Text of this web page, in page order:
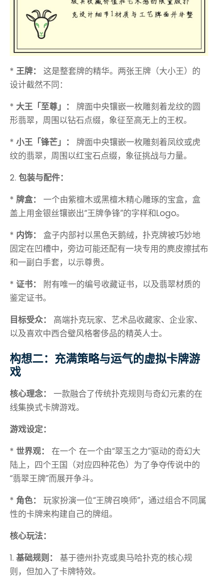
* 王牌：
这是整套牌的精华。两张王牌（大小王）的
设计截然不同：
* 大王「至尊」：
牌面中央镶嵌一枚雕刻着龙纹的圆
形翡翠，周围以钻石点缀，象征至高无上的王权。
* 小王「锋芒」：
牌面中央镶嵌一枚雕刻着凤纹或虎
纹的翡翠，周围以红宝石点缀，象征挑战与力量。
2. 包装与配件：
* 牌盒：
一个由紫檀木或黑檀木精心雕琢的宝盒，盒
盖上用金银丝镶嵌出“王牌争锋”的字样和Logo。
* 内饰：
盒子内部衬以黑色天鹅绒，扑克牌被巧妙地
固定在凹槽中，旁边可能还配有一块专用的麂皮擦拭布
和一副白手套，以示尊贵。
* 证书：
附有唯一的编号收藏证书，以及翡翠材质的
鉴定证书。
目标受众：
高端扑克玩家、艺术品收藏家、企业家、
以及喜欢中西合璧风格奢侈品的精英人士。
构想二：充满策略与运气的虚拟卡牌游
戏
核心理念：
一款融合了传统扑克规则与奇幻元素的在
线集换式卡牌游戏。
游戏设定：
* 世界观：
在一个 在一个由“翠玉之力”驱动的奇幻大
陆上，四个王国（对应四种花色）为了争夺传说中的
“翡翠王牌”而展开争斗。
* 角色：
玩家扮演一位“王牌召唤师”，通过组合不同属
性的卡牌来构建自己的牌组。
核心玩法：
1. 基础规则：
基于德州扑克或奥马哈扑克的核心规
则，但加入了卡牌特效。